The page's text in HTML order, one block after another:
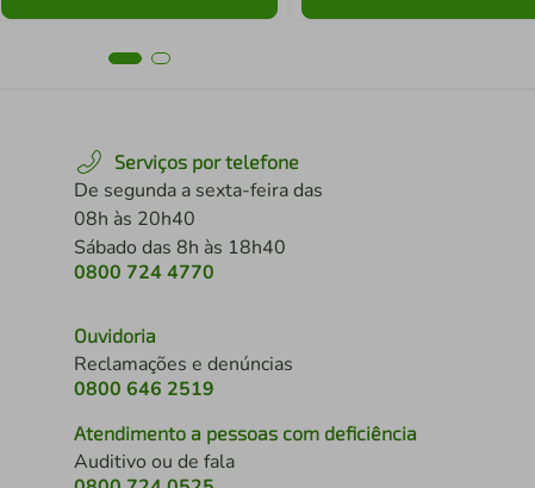
Serviços por telefone
De segunda a sexta-feira das
08h às 20h40
Sábado das 8h às 18h40
0800 724 4770
Ouvidoria
Reclamações e denúncias
0800 646 2519
Atendimento a pessoas com deficiência
Auditivo ou de fala